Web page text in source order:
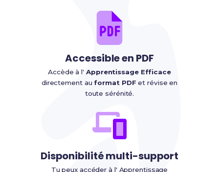
Accessible en PDF
Accède à l' Apprentissage Efficace
directement auformat PDF et révise en
toute sérénité.
Disponibilité multi-support
Tu peux accéder à l' Apprentissage